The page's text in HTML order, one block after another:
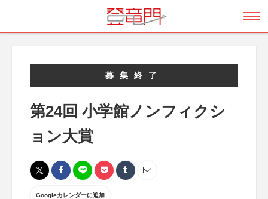
募集終了
第24回 小学館ノンフィクシ
ョン大賞
Googleカレンダーに追加